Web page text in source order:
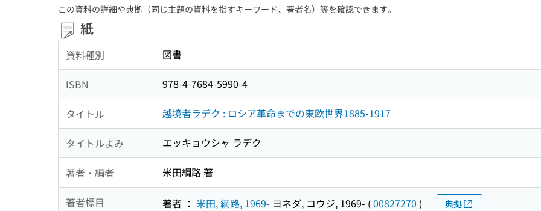
この資料の詳細や典拠（同じ主題の資料を指すキーワード、著者名）等を確認できます。
紙
資料種別 図書
ISBN 978-4-7684-5990-4
タイトル 越境者ラデク : ロシア革命までの東欧世界1885-1917
タイトルよみ エッキョウシャ ラデク
著者・編者 米田綱路 著
著者標目 著者 ： 米田, 綱路, 1969- ヨネダ, コウジ, 1969- (00827270 ) 典拠